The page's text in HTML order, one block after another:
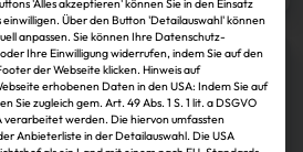
'Alles akzeptieren' können Sie in den Einsatz
Über den Button 'Detailauswahl' können
anpassen. Sie können Ihre Datenschutz-
Ihre Einwilligung widerrufen, indem Sie auf den
der Webseite klicken. Hinweis auf
erhobenen Daten in den USA: Indem Sie auf
Sie zugleich gem. Art. 49 Abs. 1 S. 1 lit. a DSGVO
verarbeitet werden. Die hiervon umfassten
Anbieterliste in der Detailauswahl. Die USA